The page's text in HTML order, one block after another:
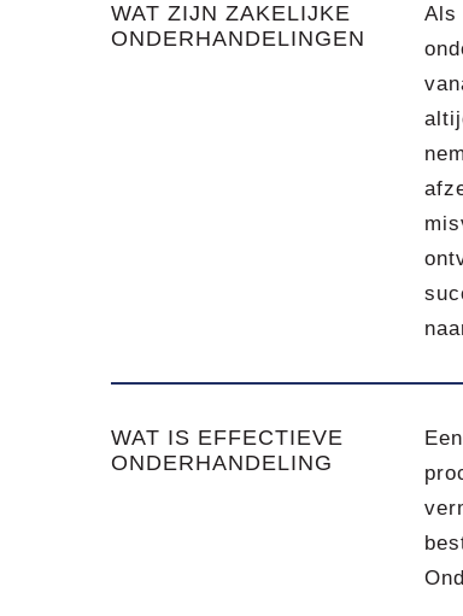
WAT ZIJN ZAKELIJKE
ONDERHANDELINGEN
Als
WAT IS EFFECTIEVE
ONDERHANDELING